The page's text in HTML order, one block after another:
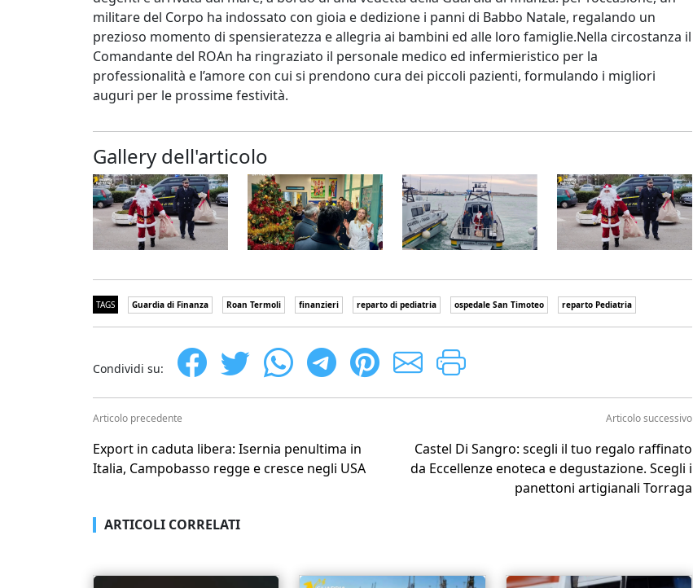
militare del Corpo ha indossato con gioia e dedizione i panni di Babbo Natale, regalando un
prezioso momento di spensieratezza e allegria ai bambini ed alle loro famiglie.Nella circostanza il
Comandante del ROAn ha ringraziato il personale medico ed infermieristico per la
professionalità e l’amore con cui si prendono cura dei piccoli pazienti, formulando i migliori
auguri per le prossime festività.
Gallery dell'articolo
TAGS Guardia di Finanza Roan Termoli finanzieri reparto di pediatria ospedale San Timoteo reparto Pediatria
Condividi su:
Articolo precedente
Export in caduta libera: Isernia penultima in
Italia, Campobasso regge e cresce negli USA
Articolo successivo
Castel Di Sangro: scegli il tuo regalo raffinato
da Eccellenze enoteca e degustazione. Scegli i
panettoni artigianali Torraga
ARTICOLI CORRELATI